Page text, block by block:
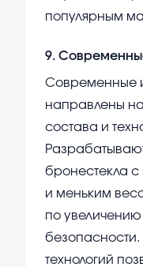
популярным
9.
Современные
направлены
состава и
бронестекла
и меньким
по увеличению
технологий